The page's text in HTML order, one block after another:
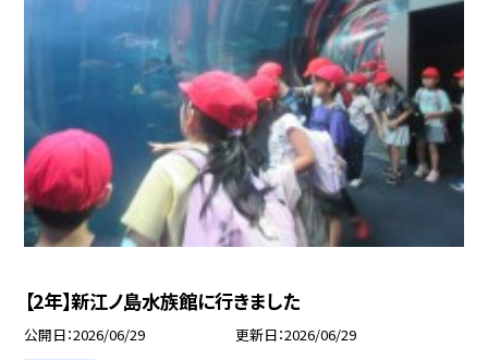
【2年】新江ノ島水族館に行きました
公開日 2026/06/29 更新日 2026/06/29